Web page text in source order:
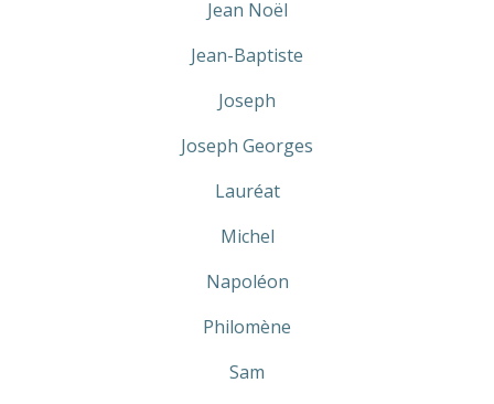
Jean Noël
Jean-Baptiste
Joseph
Joseph Georges
Lauréat
Michel
Napoléon
Philomène
Sam